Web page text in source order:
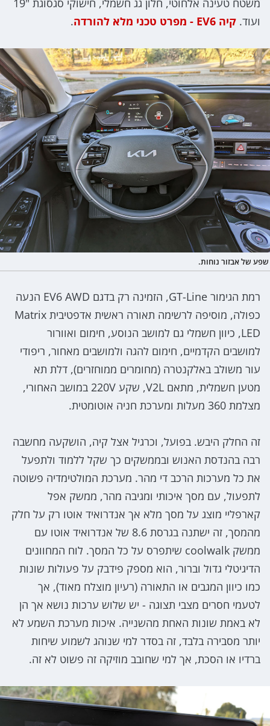
משטח טעינה אלחוטי, חלון גג חשמלי, חישוקי סגסוגת "19
ועוד. קיה EV6 - מפרט טכני מלא להורדה .
שפע של אבזור נוחות.
​​רמת הגימור GT-Line, הזמינה רק בדגם EV6 AWD הנעה
כפולה, מוסיפה לרשימה תאורה ראשית אדפטיבית Matrix
LED, כיוון חשמלי גם למושב הנוסע, חימום ואוורור
למושבים הקדמיים, חימום להגה ולמושבים מאחור, ריפודי
עור משולב באלקנטרה (מחומרים ממוחזרים), דלת תא
מטען חשמלית, מתאם V2L, שקע 220V במושב האחורי,
מצלמת 360 מעלות ומערכת חניה אוטומטית.
זה החלק היבש. בפועל, וכרגיל אצל קיה, הושקעה מחשבה
רבה בהנדסת האנוש ובממשקים כך שקל ללמוד ולתפעל
את כל מערכות הרכב די מהר. מערכת המולטימדיה פשוטה
לתפעול, עם מסך איכותי ומגיבה מהר, ממשק אפל
קארפליי מוצג על מסך מלא אך אנדרואיד אוטו רק על חלק
מהמסך, זה ישתנה בגרסת 8.6 של אנדרואיד אוטו עם
ממשק coolwalk שיתפרס על כל המסך. לוח המחוונים
הדיגיטלי גדול וברור, הוא מספק פידבק על פעולות שונות
כמו כיוון המגבים או התאורה (רעיון מוצלח מאוד), אך
לטעמי חסרים מצבי תצוגה - יש שלוש ערכות נושא אך הן
לא באמת שונות האחת מהשנייה. איכות מערכת השמע לא
יותר מסבירה בלבד, זה בסדר למי שנוהג לשמוע שיחות
ברדיו או הסכת, אך למי שחובב מוזיקה זה פשוט לא זה.